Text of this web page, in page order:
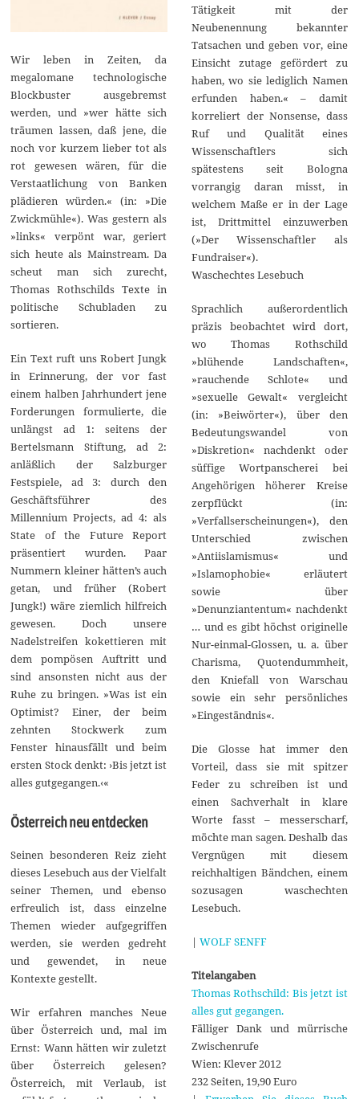
Wir leben in Zeiten, da
megalomane technologische
Blockbuster ausgebremst
werden, und »wer hätte sich
träumen lassen, daß jene, die
noch vor kurzem lieber tot als
rot gewesen wären, für die
Verstaatlichung von Banken
plädieren würden.« (in: »Die
Zwickmühle«). Was gestern als
»links« verpönt war, geriert
sich heute als Mainstream. Da
scheut man sich zurecht,
Thomas Rothschilds Texte in
politische Schubladen zu
sortieren.
Ein Text ruft uns Robert Jungk
in Erinnerung, der vor fast
einem halben Jahrhundert jene
Forderungen formulierte, die
unlängst ad 1: seitens der
Bertelsmann Stiftung, ad 2:
anläßlich der Salzburger
Festspiele, ad 3: durch den
Geschäftsführer des
Millennium Projects, ad 4: als
State of the Future Report
präsentiert wurden. Paar
Nummern kleiner hätten’s auch
getan, und früher (Robert
Jungk!) wäre ziemlich hilfreich
gewesen. Doch unsere
Nadelstreifen kokettieren mit
dem pompösen Auftritt und
sind ansonsten nicht aus der
Ruhe zu bringen. »Was ist ein
Optimist? Einer, der beim
zehnten Stockwerk zum
Fenster hinausfällt und beim
ersten Stock denkt: ›Bis jetzt ist
alles gutgegangen.‹«
Österreich neu entdecken
Seinen besonderen Reiz zieht
dieses Lesebuch aus der Vielfalt
seiner Themen, und ebenso
erfreulich ist, dass einzelne
Themen wieder aufgegriffen
werden, sie werden gedreht
und gewendet, in neue
Kontexte gestellt.
Wir erfahren manches Neue
über Österreich und, mal im
Ernst: Wann hätten wir zuletzt
über Österreich gelesen?
Österreich, mit Verlaub, ist
Tätigkeit mit der
Neubenennung bekannter
Tatsachen und geben vor, eine
Einsicht zutage gefördert zu
haben, wo sie lediglich Namen
erfunden haben.« – damit
korreliert der Nonsense, dass
Ruf und Qualität eines
Wissenschaftlers sich
spätestens seit Bologna
vorrangig daran misst, in
welchem Maße er in der Lage
ist, Drittmittel einzuwerben
(»Der Wissenschaftler als
Fundraiser«).
Waschechtes Lesebuch
Sprachlich außerordentlich
präzis beobachtet wird dort,
wo Thomas Rothschild
»blühende Landschaften«,
»rauchende Schlote« und
»sexuelle Gewalt« vergleicht
(in: »Beiwörter«), über den
Bedeutungswandel von
»Diskretion« nachdenkt oder
süffige Wortpanscherei bei
Angehörigen höherer Kreise
zerpflückt (in:
»Verfallserscheinungen«), den
Unterschied zwischen
»Antiislamismus« und
»Islamophobie« erläutert
sowie über
»Denunziantentum« nachdenkt
… und es gibt höchst originelle
Nur-einmal-Glossen, u. a. über
Charisma, Quotendummheit,
den Kniefall von Warschau
sowie ein sehr persönliches
»Eingeständnis«.
Die Glosse hat immer den
Vorteil, dass sie mit spitzer
Feder zu schreiben ist und
einen Sachverhalt in klare
Worte fasst – messerscharf,
möchte man sagen. Deshalb das
Vergnügen mit diesem
reichhaltigen Bändchen, einem
sozusagen waschechten
Lesebuch.
| WOLF SENFF
Titelangaben
Thomas Rothschild: Bis jetzt ist
alles gut gegangen.
Fälliger Dank und mürrische
Zwischenrufe
Wien: Klever 2012
232 Seiten, 19,90 Euro